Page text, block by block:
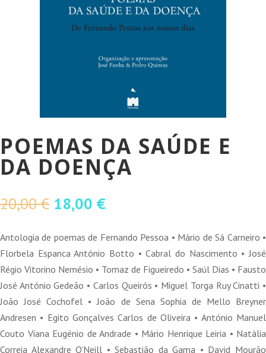
POEMAS DA SAÚDE E
DA DOENÇA
20,00€ O
original
era:
20,00 €.
18,00 €O
atual
é:
18,00 €.
Antologia de poemas de Fernando Pessoa • Mário de Sá Carneiro •
Florbela Espanca António Botto • Cabral do Nascimento • José
Régio Vitorino Nemésio • Tomaz de Figueiredo • Saúl Dias • Fausto
José António Gedeão • Carlos Queirós • Miguel Torga Ruy Cinatti •
João José Cochofel • João de Sena Sophia de Mello Breyner
Andresen • Egito Gonçalves Carlos de Oliveira • António Manuel
Couto Viana Eugénio de Andrade • Mário Henrique Leiria • Natália
Correia Alexandre O’Neill • Sebastião da Gama • David Mourão